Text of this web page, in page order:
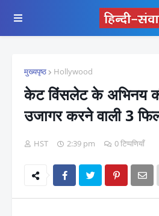
मुख्यपृष्ठ Hollywood
केट विंसलेट के अभिनय
उजागर करने वाली 3
HST 2:39 pm 0 टिप्पणियाँ